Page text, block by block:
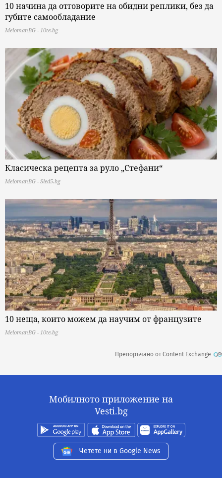
10 начина да отговорите на обидни реплики, без да
губите самообладание
MelomanBG - 10te.bg
Класическа рецепта за руло „Стефани“
MelomanBG - Sled5.bg
10 неща, които можем да научим от французите
MelomanBG - 10te.bg
Препоръчано от Content Exchange
Мобилното приложение на
Vesti.bg
Четете ни в Google News